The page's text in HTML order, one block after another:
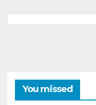
You missed